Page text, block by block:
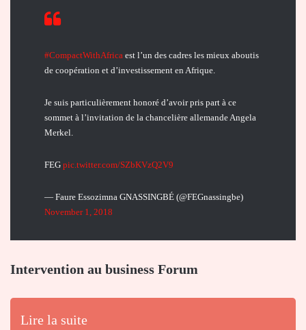
#CompactWithAfrica est l’un des cadres les mieux aboutis
de coopération et d’investissement en Afrique.
Je suis particulièrement honoré d’avoir pris part à ce
sommet à l’invitation de la chancelière allemande Angela
Merkel.
FEG pic.twitter.com/SZbKVzQ2V9
— Faure Essozimna GNASSINGBÉ (@FEGnassingbe)
November 1, 2018
Intervention au business Forum
Lire la suite